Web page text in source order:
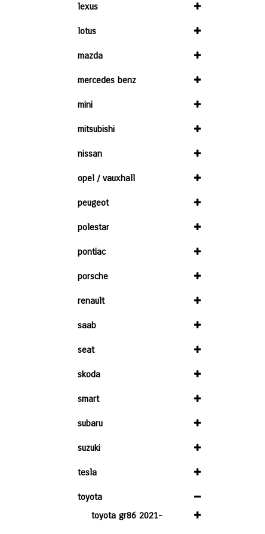
lexus
lotus
mazda
mercedes benz
mini
mitsubishi
nissan
opel / vauxhall
peugeot
polestar
pontiac
porsche
renault
saab
seat
skoda
smart
subaru
suzuki
tesla
toyota
toyota gr86 2021-